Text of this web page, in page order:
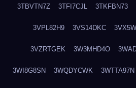
3TBVTN7Z 3TFI7CJL 3TKFBN73
3VPL82H9 3VS14DKC
3VZRTGEK 3W3MHD4O
3WI8G8SN 3WQDYCWK 3WTTA97N